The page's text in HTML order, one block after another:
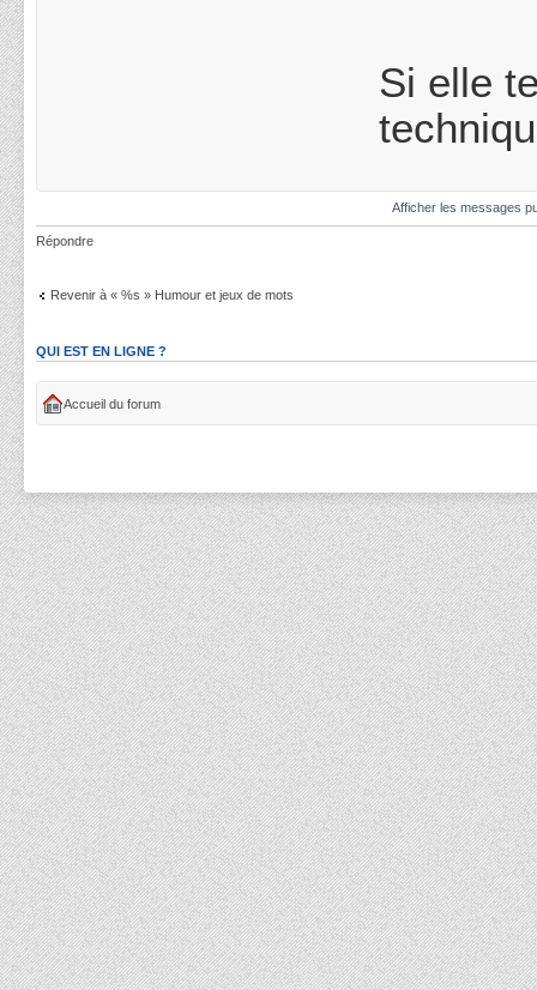
Si elle
Afficher les messages
Répondre
Revenir à « %s » Humour et jeux de mots
QUI EST EN LIGNE ?
Accueil du forum